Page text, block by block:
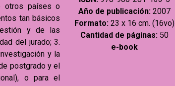
otros países o
tan básicos
y de las
del jurado; 3.
y la
postgrado y el
o para el
Año de publicación: 2007
Formato: 23 x 16 cm. (16vo)
Cantidad de páginas: 50
e-book